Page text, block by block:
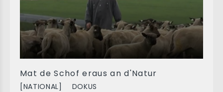
Mat de Schof eraus an d'Natur
[NATIONAL] DOKUS